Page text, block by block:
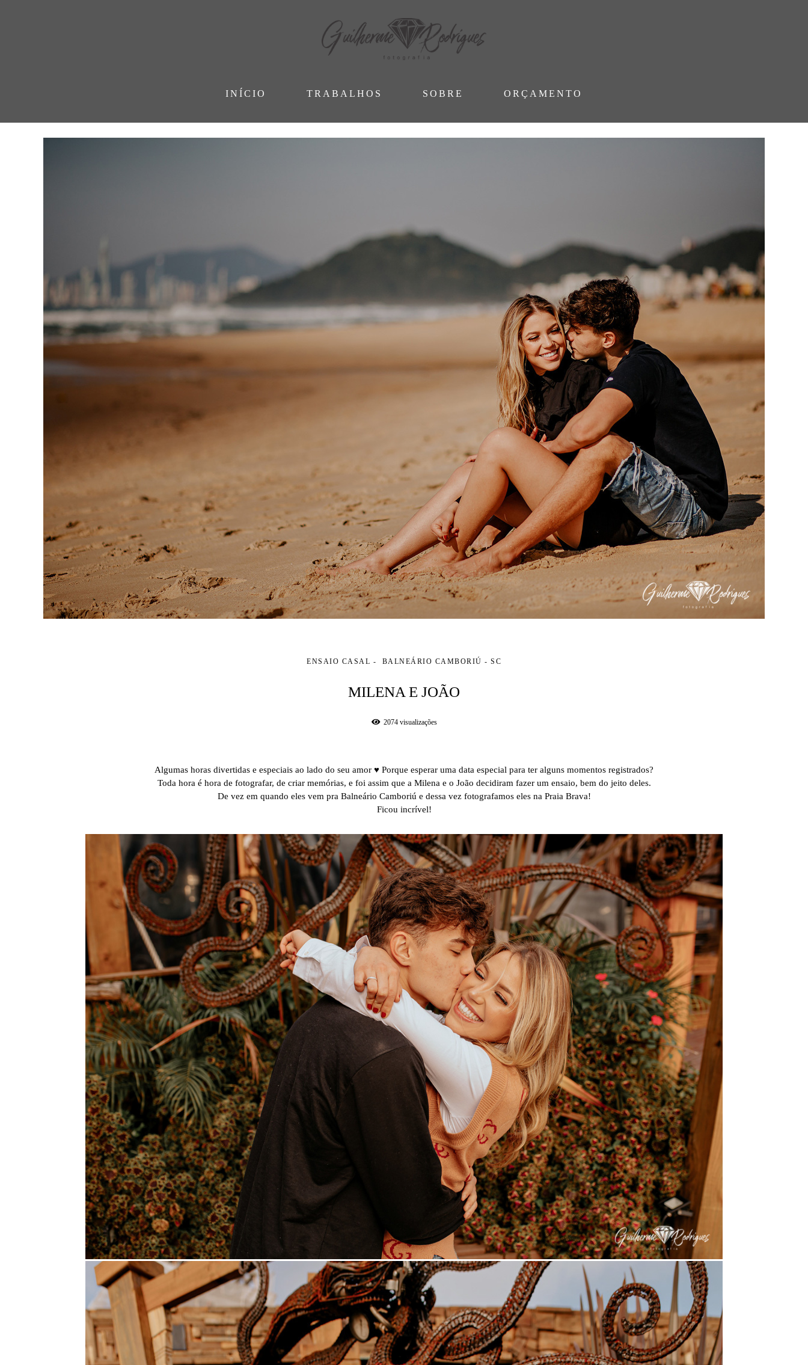
INÍCIO TRABALHOS SOBRE ORÇAMENTO
ENSAIO CASAL BALNEÁRIO CAMBORIÚ - SC
MILENA E JOÃO
2074visualizações
Algumas horas divertidas e especiais ao lado do seu amor ♥ Porque esperar uma data especial para ter alguns momentos registrados?
Toda hora é hora de fotografar, de criar memórias, e foi assim que a Milena e o João decidiram fazer um ensaio, bem do jeito deles.
De vez em quando eles vem pra Balneário Camboriú e dessa vez fotografamos eles na Praia Brava!
Ficou incrível!